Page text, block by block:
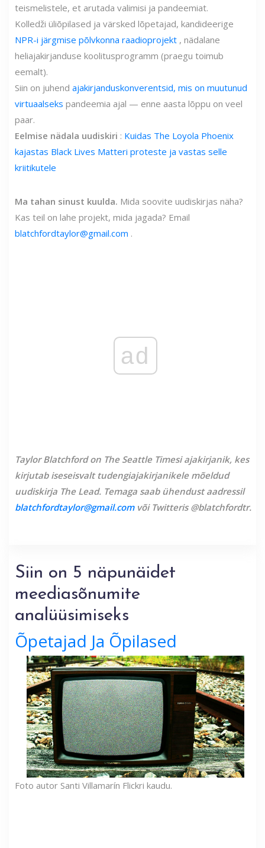
teismelistele, et arutada valimisi ja pandeemiat.
Kolledži üliõpilased ja värsked lõpetajad, kandideerige
NPR-i järgmise põlvkonna raadioprojekt , nädalane
heliajakirjanduse koolitusprogramm (praegu toimub
eemalt).
Siin on juhend ajakirjanduskonverentsid, mis on muutunud
virtuaalseks pandeemia ajal — enne aasta lõppu on veel
paar.
Eelmise nädala uudiskiri : Kuidas The Loyola Phoenix
kajastas Black Lives Matteri proteste ja vastas selle
kriitikutele
Ma tahan sinust kuulda. Mida soovite uudiskirjas näha?
Kas teil on lahe projekt, mida jagada? Email
blatchfordtaylor@gmail.com .
ad
Taylor Blatchford on The Seattle Timesi ajakirjanik, kes
kirjutab iseseisvalt tudengiajakirjanikele mõeldud
uudiskirja The Lead. Temaga saab ühendust aadressil
blatchfordtaylor@gmail.comvõi Twitteris @blatchfordtr.
Siin on 5 näpunäidet
meediasõnumite
analüüsimiseks
Õpetajad Ja Õpilased
Foto autor Santi Villamarín Flickri kaudu.